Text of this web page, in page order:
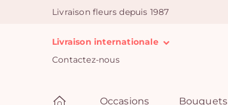
Livraison fleurs depuis 1987
Livraison internationale
Contactez-nous
Occasions Bouquets